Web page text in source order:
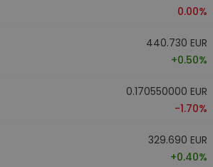
0.00%
440.730 EUR
+0.50%
0.170550000 EUR
-1.70%
329.690 EUR
+0.40%